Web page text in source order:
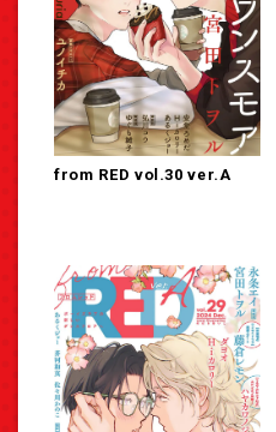
from RED vol.30 ver.A